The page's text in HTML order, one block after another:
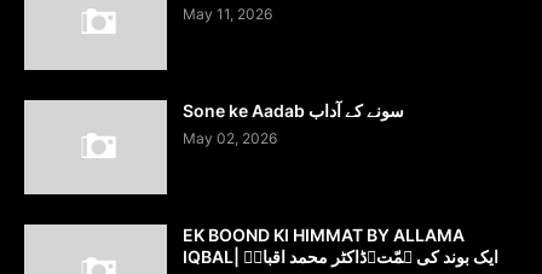
May 11, 2026
Sone ke Aadab سونے کے آداب
May 02, 2026
EK BOOND KI HIMMAT BY ALLAMA
IQBAL| ایک بوند کی ہمّت۔ڈاکٹر محمد اقبالؔ